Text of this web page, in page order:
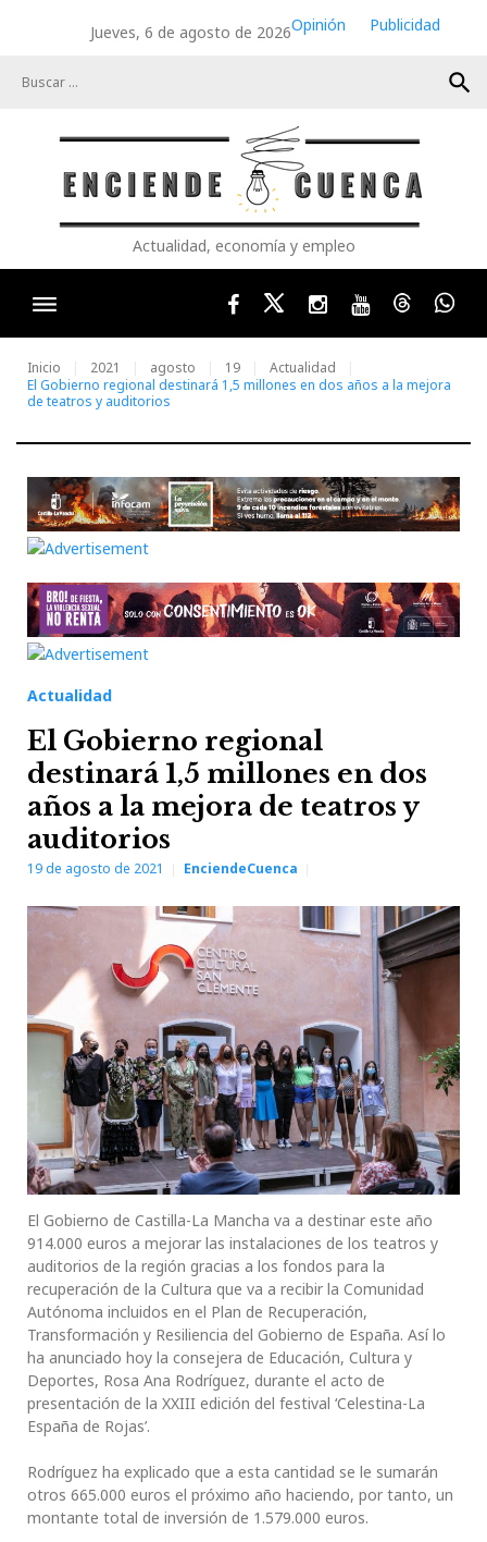
Jueves, 6 de agosto de 2026Opinión
Publicidad
search
Actualidad, economía y empleo
FacebookTwitterInstagram
YoutubeThreads
Inicio 2021 agosto 19
Actualidad
El Gobierno regional destinará 1,5 millones en dos años a la mejora
de teatros y auditorios
Actualidad
El Gobierno regional
destinará 1,5 millones en dos
años a la mejora de teatros y
auditorios
19 de agosto de 2021 EnciendeCuenca
El Gobierno de Castilla-La Mancha va a destinar este año
914.000 euros a mejorar las instalaciones de los teatros y
auditorios de la región gracias a los fondos para la
recuperación de la Cultura que va a recibir la Comunidad
Autónoma incluidos en el Plan de Recuperación,
Transformación y Resiliencia del Gobierno de España. Así lo
ha anunciado hoy la consejera de Educación, Cultura y
Deportes, Rosa Ana Rodríguez, durante el acto de
presentación de la XXIII edición del festival ‘Celestina-La
España de Rojas’.
Rodríguez ha explicado que a esta cantidad se le sumarán
otros 665.000 euros el próximo año haciendo, por tanto, un
montante total de inversión de 1.579.000 euros.